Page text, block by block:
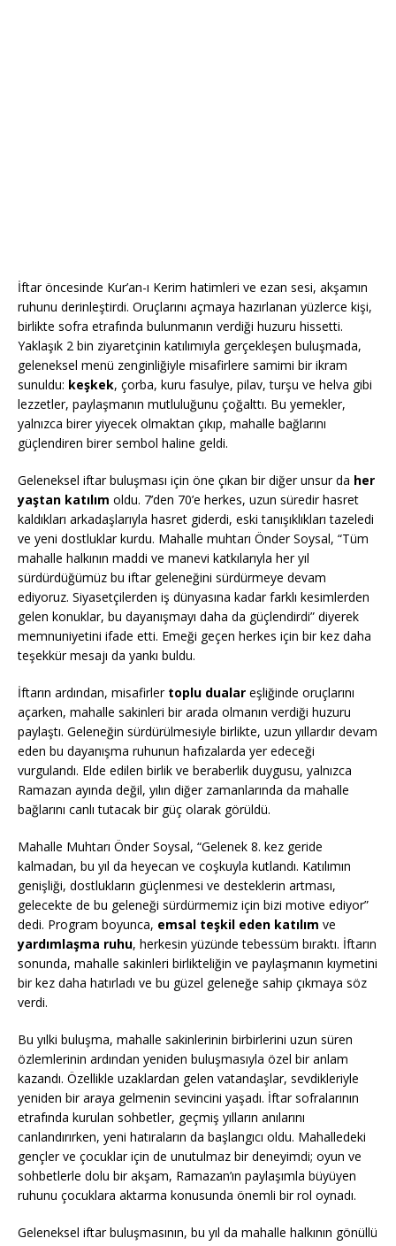
İftar öncesinde Kur’an-ı Kerim hatimleri ve ezan sesi, akşamın
ruhunu derinleştirdi. Oruçlarını açmaya hazırlanan yüzlerce kişi,
birlikte sofra etrafında bulunmanın verdiği huzuru hissetti.
Yaklaşık 2 bin ziyaretçinin katılımıyla gerçekleşen buluşmada,
geleneksel menü zenginliğiyle misafirlere samimi bir ikram
sunuldu: keşkek, çorba, kuru fasulye, pilav, turşu ve helva gibi
lezzetler, paylaşmanın mutluluğunu çoğalttı. Bu yemekler,
yalnızca birer yiyecek olmaktan çıkıp, mahalle bağlarını
güçlendiren birer sembol haline geldi.
Geleneksel iftar buluşması için öne çıkan bir diğer unsur da her
yaştan katılım oldu. 7’den 70’e herkes, uzun süredir hasret
kaldıkları arkadaşlarıyla hasret giderdi, eski tanışıklıkları tazeledi
ve yeni dostluklar kurdu. Mahalle muhtarı Önder Soysal, “Tüm
mahalle halkının maddi ve manevi katkılarıyla her yıl
sürdürdüğümüz bu iftar geleneğini sürdürmeye devam
ediyoruz. Siyasetçilerden iş dünyasına kadar farklı kesimlerden
gelen konuklar, bu dayanışmayı daha da güçlendirdi” diyerek
memnuniyetini ifade etti. Emeği geçen herkes için bir kez daha
teşekkür mesajı da yankı buldu.
İftarın ardından, misafirler toplu dualar eşliğinde oruçlarını
açarken, mahalle sakinleri bir arada olmanın verdiği huzuru
paylaştı. Geleneğin sürdürülmesiyle birlikte, uzun yıllardır devam
eden bu dayanışma ruhunun hafızalarda yer edeceği
vurgulandı. Elde edilen birlik ve beraberlik duygusu, yalnızca
Ramazan ayında değil, yılın diğer zamanlarında da mahalle
bağlarını canlı tutacak bir güç olarak görüldü.
Mahalle Muhtarı Önder Soysal, “Gelenek 8. kez geride
kalmadan, bu yıl da heyecan ve coşkuyla kutlandı. Katılımın
genişliği, dostlukların güçlenmesi ve desteklerin artması,
gelecekte de bu geleneği sürdürmemiz için bizi motive ediyor”
dedi. Program boyunca, emsal teşkil eden katılım ve
yardımlaşma ruhu, herkesin yüzünde tebessüm bıraktı. İftarın
sonunda, mahalle sakinleri birlikteliğin ve paylaşmanın kıymetini
bir kez daha hatırladı ve bu güzel geleneğe sahip çıkmaya söz
verdi.
Bu yılki buluşma, mahalle sakinlerinin birbirlerini uzun süren
özlemlerinin ardından yeniden buluşmasıyla özel bir anlam
kazandı. Özellikle uzaklardan gelen vatandaşlar, sevdikleriyle
yeniden bir araya gelmenin sevincini yaşadı. İftar sofralarının
etrafında kurulan sohbetler, geçmiş yılların anılarını
canlandırırken, yeni hatıraların da başlangıcı oldu. Mahalledeki
gençler ve çocuklar için de unutulmaz bir deneyimdi; oyun ve
sohbetlerle dolu bir akşam, Ramazan’ın paylaşımla büyüyen
ruhunu çocuklara aktarma konusunda önemli bir rol oynadı.
Geleneksel iftar buluşmasının, bu yıl da mahalle halkının gönüllü